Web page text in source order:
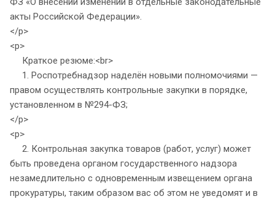
акты Российской Федерации».
</p>
<p>
Краткое резюме:<br>
1. Роспотребнадзор наделён новыми полномочиями —
правом осуществлять контрольные закупки в порядке,
установленном в №294-ФЗ;
</p>
<p>
2. Контрольная закупка товаров (работ, услуг) может
быть проведена органом государственного надзора
незамедлительно с одновременным извещением органа
прокуратуры, таким образом вас об этом не уведомят и в